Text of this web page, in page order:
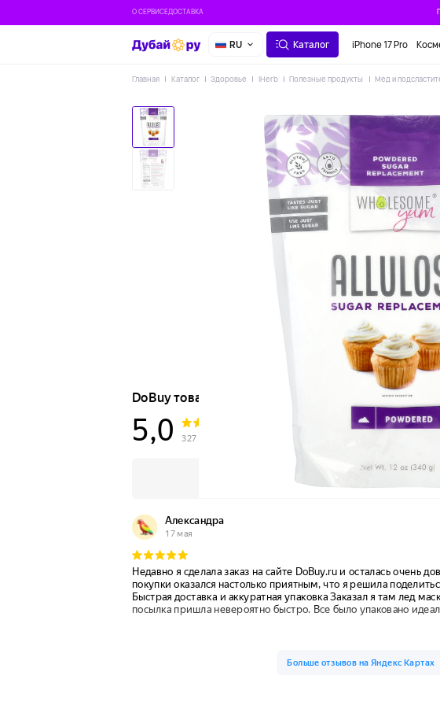
О СЕРВИСЕДОСТАВКА
RU Каталог iPhone 17 Pro
Главная Каталог Здоровье IHerb Полезные продукты Мед и